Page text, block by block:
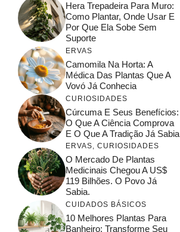
Hera Trepadeira Para Muro:
Como Plantar, Onde Usar E
Por Que Ela Sobe Sem
Suporte
ERVAS
Camomila Na Horta: A
Médica Das Plantas Que A
Vovó Já Conhecia
CURIOSIDADES
Cúrcuma E Seus Benefícios:
O Que A Ciência Comprova
E O Que A Tradição Já Sabia
ERVAS, CURIOSIDADES
O Mercado De Plantas
Medicinais Chegou A US$
119 Bilhões. O Povo Já
Sabia.
CUIDADOS BÁSICOS
10 Melhores Plantas Para
Banheiro: Transforme Seu